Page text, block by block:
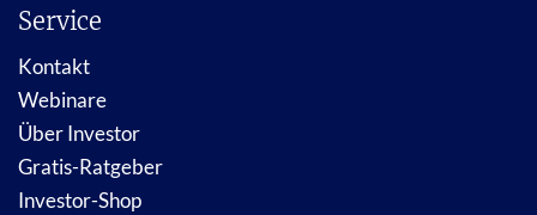
Service
Kontakt
Webinare
Über Investor
Gratis-Ratgeber
Investor-Shop